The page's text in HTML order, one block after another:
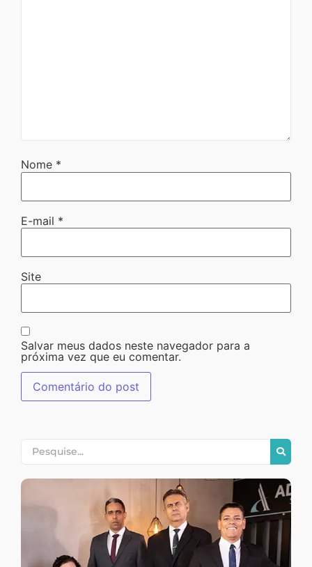
Nome *
E-mail *
Site
Salvar meus dados neste navegador para a
próxima vez que eu comentar.